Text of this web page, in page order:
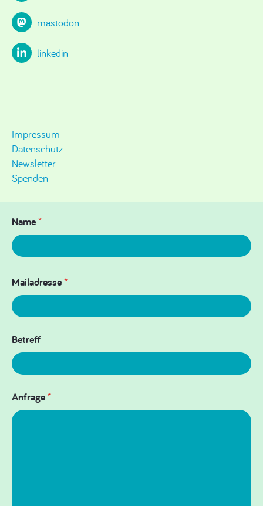
mastodon
linkedin
Impressum
Datenschutz
Newsletter
Spenden
Name*
Mailadresse*
Betreff
Anfrage*